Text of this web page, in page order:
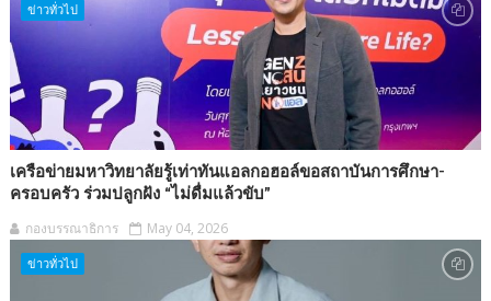
ข่าวทั่วไป
เครือข่ายมหาวิทยาลัยรู้เท่าทันแอลกอฮอล์ขอสถาบันการศึกษา-
ครอบครัว ร่วมปลูกฝัง “ไม่ดื่มแล้วขับ”
กองบรรณาธิการ May 04, 2026
ข่าวทั่วไป